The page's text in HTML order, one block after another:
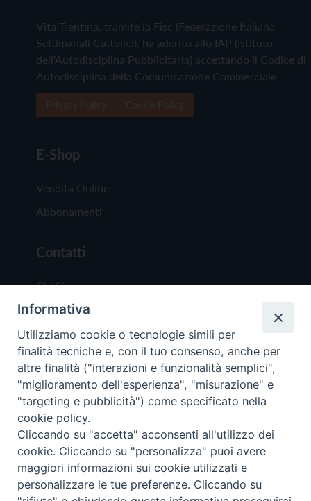
Vita Trentina, tramite la Fisc (Federazione Italiana
Settimanali Cattolici), ha aderito allo IAP (Istituto
dell'Autodisciplina Pubblicitaria) accettando il Codice di
Autodisciplina della Comunicazione Commerciale
E-Shop
Vendita Online
Abbonamenti
Contatti
Chi Siamo
Redazione
Scrivici
Copyright © 2019 - Tutti i diritti riservati - Vita
Trentina Editrice
Privacy Policy
Torna
Informativa
Utilizziamo cookie o tecnologie simili per
finalità tecniche e, con il tuo consenso, anche per
altre finalità ("interazioni e funzionalità semplici",
"miglioramento dell'esperienza", "misurazione" e
"targeting e pubblicità") come specificato nella
cookie policy.
Cliccando su "accetta" acconsenti all'utilizzo dei
cookie. Cliccando su "personalizza" puoi avere
maggiori informazioni sui cookie utilizzati e
personalizzare le tue preferenze. Cliccando su